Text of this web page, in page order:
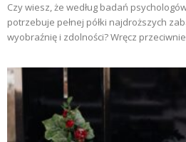
Czy wiesz, że według badań
potrzebuje pełnej półki najdroższych
wyobraźnię i zdolności? Wręcz